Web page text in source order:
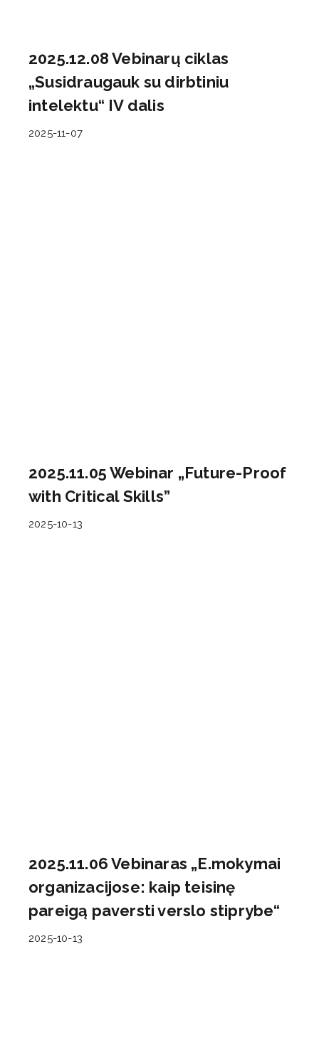
2025.12.08 Vebinarų ciklas
„Susidraugauk su dirbtiniu
intelektu“ IV dalis
2025-11-07
2025.11.05 Webinar „Future-Proof
with Critical Skills”
2025-10-13
2025.11.06 Vebinaras „E.mokymai
organizacijose: kaip teisinę
pareigą paversti verslo stiprybe“
2025-10-13